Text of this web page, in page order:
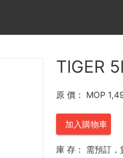
TIGER
原 價： MOP
加入購物車
庫 存： 需預訂，